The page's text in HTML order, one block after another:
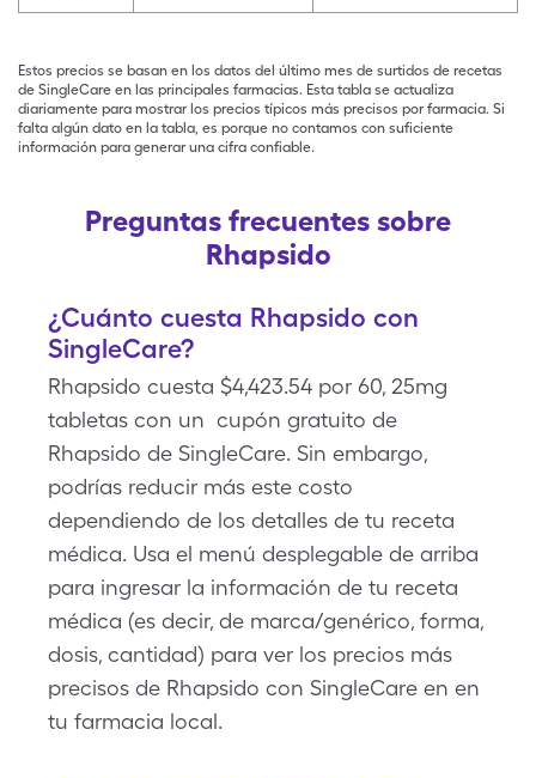
Estos precios se basan en los datos del último mes de surtidos de recetas
de SingleCare en las principales farmacias. Esta tabla se actualiza
diariamente para mostrar los precios típicos más precisos por farmacia. Si
falta algún dato en la tabla, es porque no contamos con suficiente
información para generar una cifra confiable.
Preguntas frecuentes sobre
Rhapsido
¿Cuánto cuesta Rhapsido con
SingleCare?
Rhapsido cuesta $4,423.54 por 60, 25mg
tabletas con un cupón gratuito de
Rhapsido de SingleCare. Sin embargo,
podrías reducir más este costo
dependiendo de los detalles de tu receta
médica. Usa el menú desplegable de arriba
para ingresar la información de tu receta
médica (es decir, de marca/genérico, forma,
dosis, cantidad) para ver los precios más
precisos de Rhapsido con SingleCare en en
tu farmacia local.